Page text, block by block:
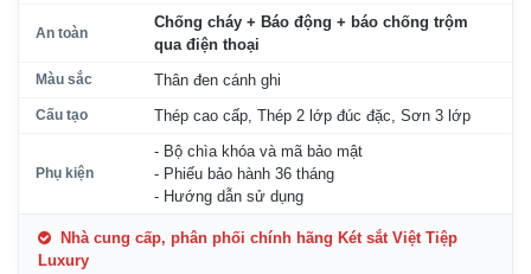
An toàn
Chống cháy + Báo động + báo chống trộm
qua điện thoại
Màu sắc Thân đen cánh ghi
Cấu tạo Thép cao cấp, Thép 2 lớp đúc đặc, Sơn 3 lớp
Phụ kiện
- Bộ chìa khóa và mã bảo mật
- Phiếu bảo hành 36 tháng
- Hướng dẫn sử dụng
Nhà cung cấp, phân phối chính hãng Két sắt Việt Tiệp
Luxury